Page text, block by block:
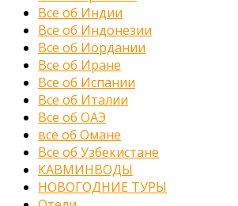
Все об Индии
Все об Индонезии
Все об Иордании
Все об Иране
Все об Испании
Все об Италии
Все об ОАЭ
все об Омане
Все об Узбекистане
КАВМИНВОДЫ
НОВОГОДНИЕ ТУРЫ